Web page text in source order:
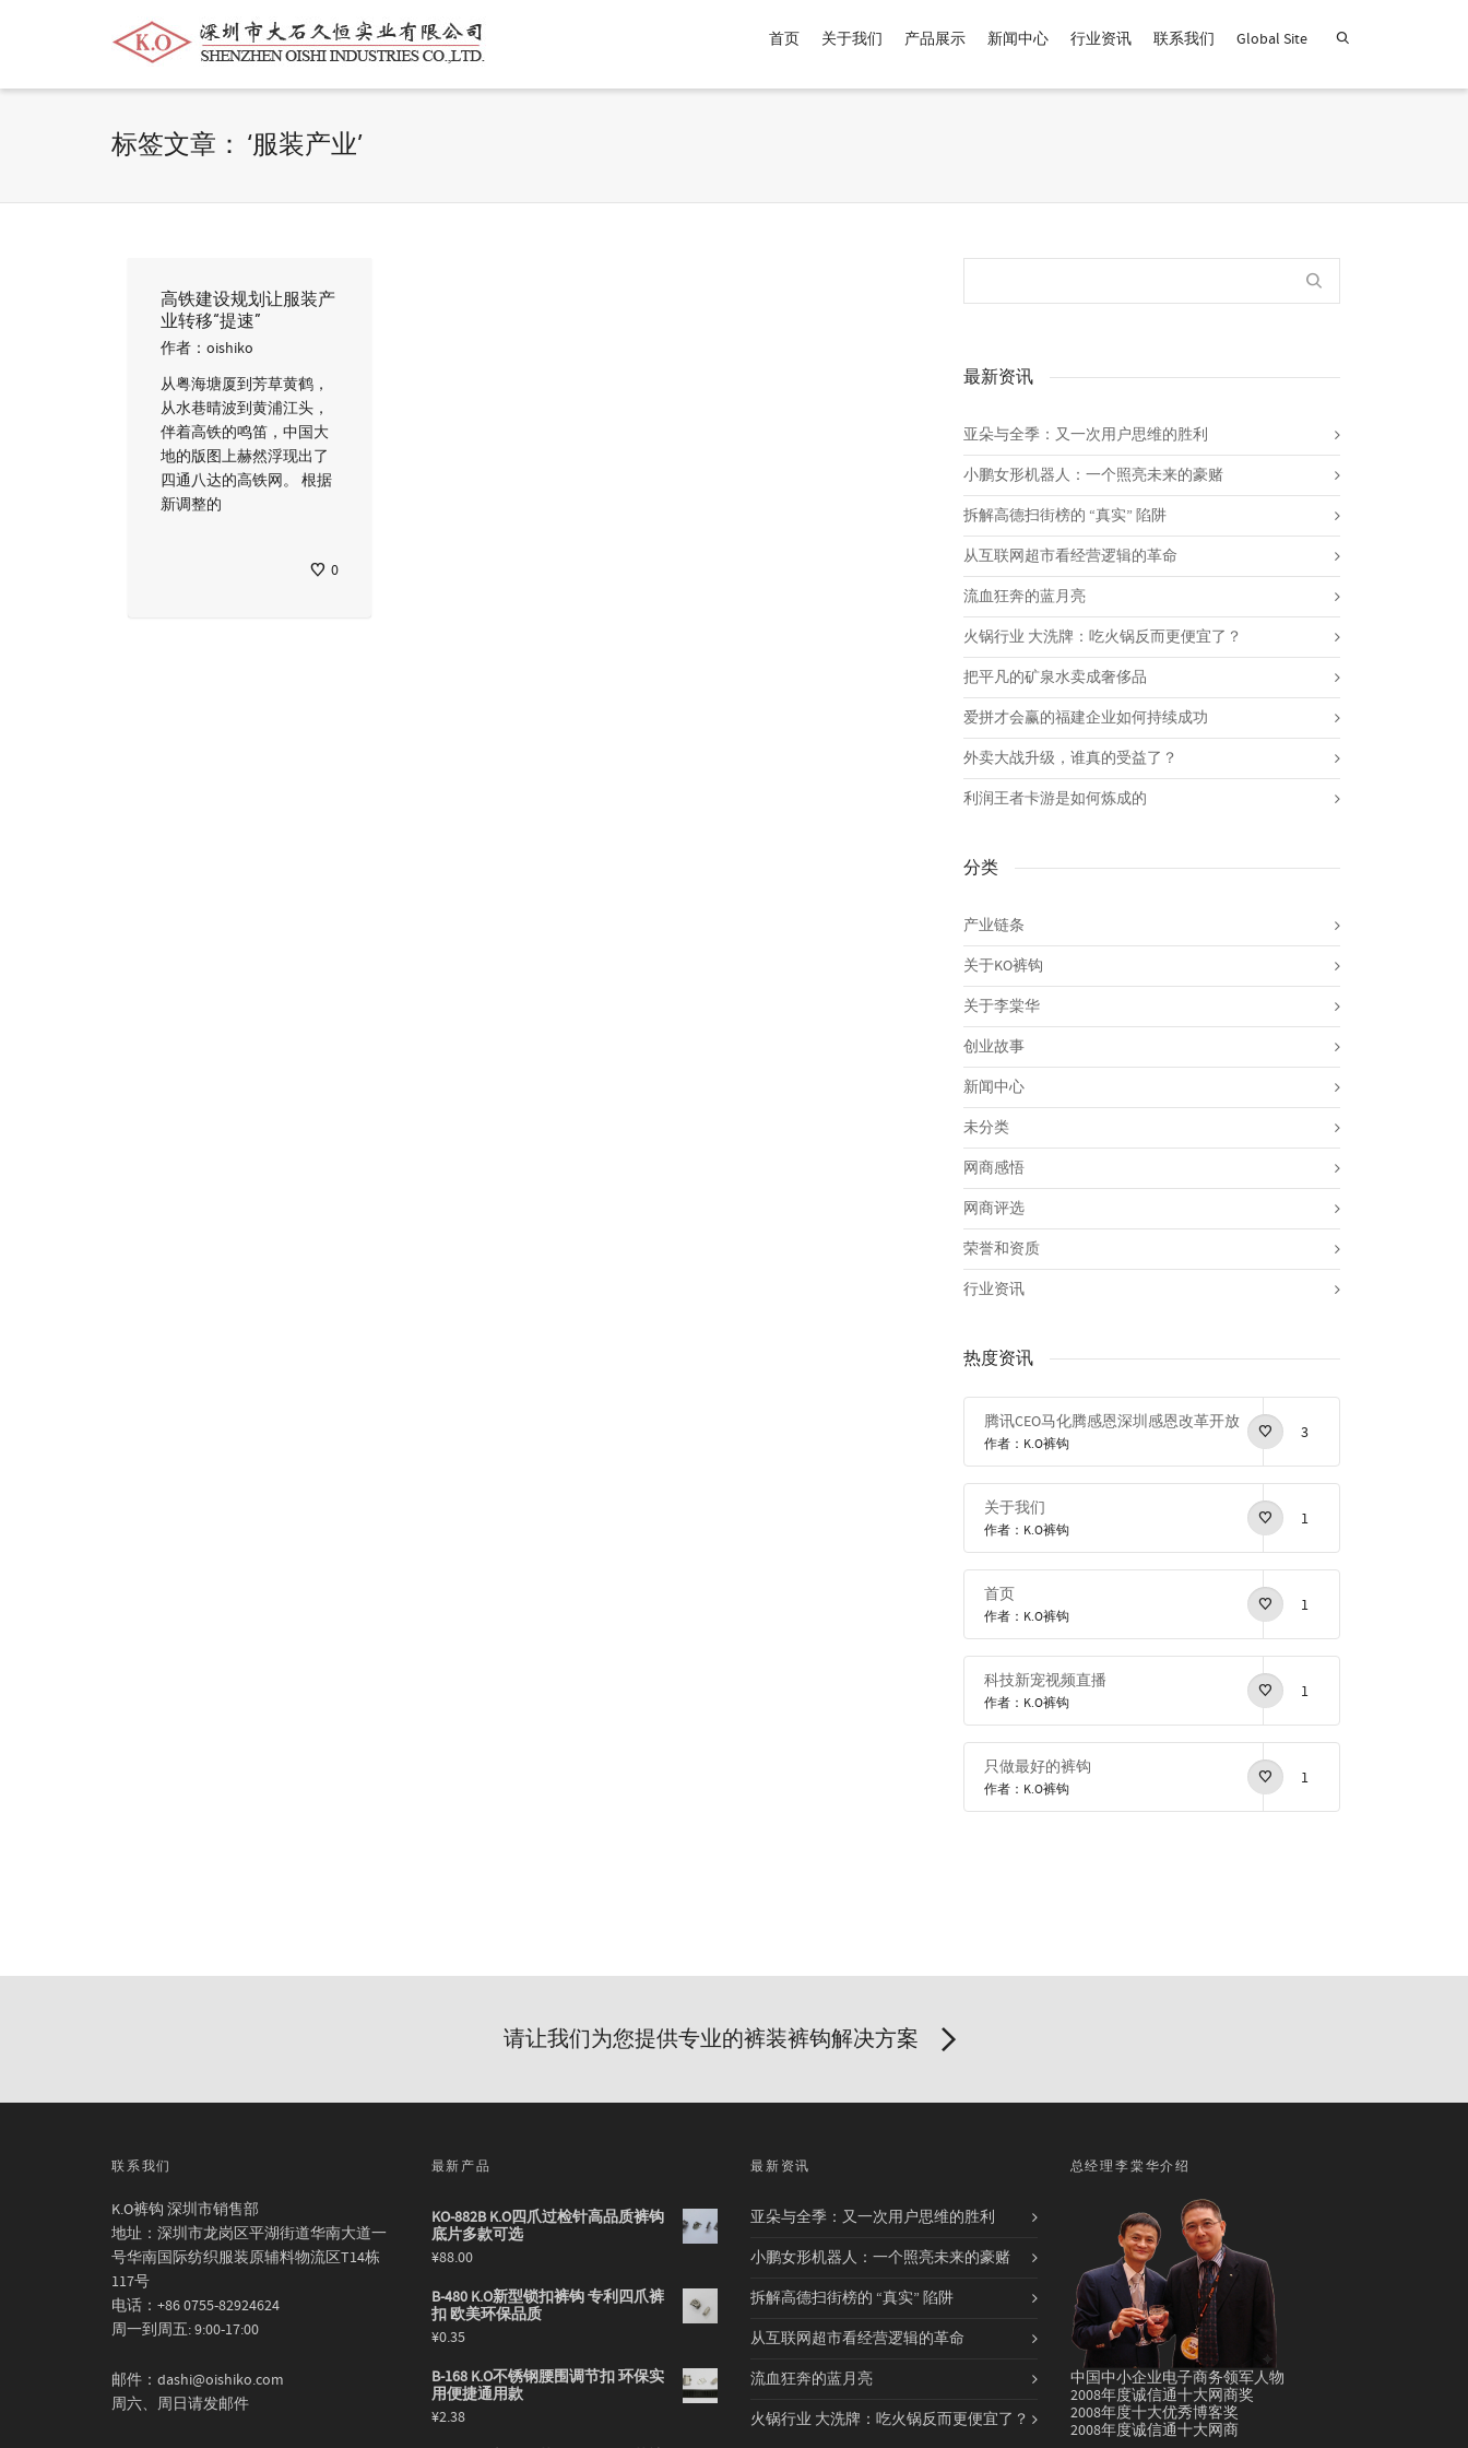
帮我查找新的衬衫尺码中号价格介于 商品，品牌为 默认品牌 .
首页 关于我们 产品展示 新闻中心 行业资讯 联系我们 Global Site
标签文章： ‘服装产业’
高铁建设规划让服装产
业转移“提速”
作者： oishiko
从粤海塘厦到芳草黄鹤，
从水巷晴波到黄浦江头，
伴着高铁的鸣笛，中国大
地的版图上赫然浮现出了
四通八达的高铁网。 根据
新调整的
0
最新资讯
亚朵与全季：又一次用户思维的胜利
小鹏女形机器人：一个照亮未来的豪赌
拆解高德扫街榜的 “真实” 陷阱
从互联网超市看经营逻辑的革命
流血狂奔的蓝月亮
火锅行业 大洗牌：吃火锅反而更便宜了？
把平凡的矿泉水卖成奢侈品
爱拼才会赢的福建企业如何持续成功
外卖大战升级，谁真的受益了？
利润王者卡游是如何炼成的
分类
产业链条
关于KO裤钩
关于李棠华
创业故事
新闻中心
未分类
网商感悟
网商评选
荣誉和资质
行业资讯
热度资讯
腾讯CEO马化腾感恩深圳感恩改革开放
作者：K.O裤钩
3
关于我们
作者：K.O裤钩
1
首页
作者：K.O裤钩
1
科技新宠视频直播
作者：K.O裤钩
1
只做最好的裤钩
作者：K.O裤钩
1
请让我们为您提供专业的裤装裤钩解决方案
联系我们
K.O裤钩 深圳市销售部
地址：深圳市龙岗区平湖街道华南大道一
号华南国际纺织服装原辅料物流区T14栋
117号
电话：+86 0755-82924624
周一到周五: 9:00-17:00
邮件：dashi@oishiko.com
周六、周日请发邮件
最新产品
KO-882B K.O四爪过检针高品质裤钩
底片多款可选
¥88.00
B-480 K.O新型锁扣裤钩 专利四爪裤
扣 欧美环保品质
¥0.35
B-168 K.O不锈钢腰围调节扣 环保实
用便捷通用款
¥2.38
最新资讯
亚朵与全季：又一次用户思维的胜利
小鹏女形机器人：一个照亮未来的豪赌
拆解高德扫街榜的 “真实” 陷阱
从互联网超市看经营逻辑的革命
流血狂奔的蓝月亮
火锅行业 大洗牌：吃火锅反而更便宜了？
总经理李棠华介绍
中国中小企业电子商务领军人物
2008年度诚信通十大网商奖
2008年度十大优秀博客奖
2008年度诚信通十大网商